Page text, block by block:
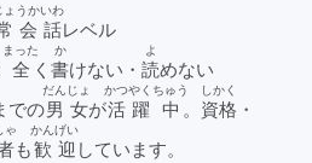
会話
ょうかいわ
レベル
全
まった
く書
か
けない・読
よ
めない
での男女
だんじょ
が活躍
かつやく
中
ちゅう
。 資格
しかく
・
ゃ
も歓迎
かんげい
しています。